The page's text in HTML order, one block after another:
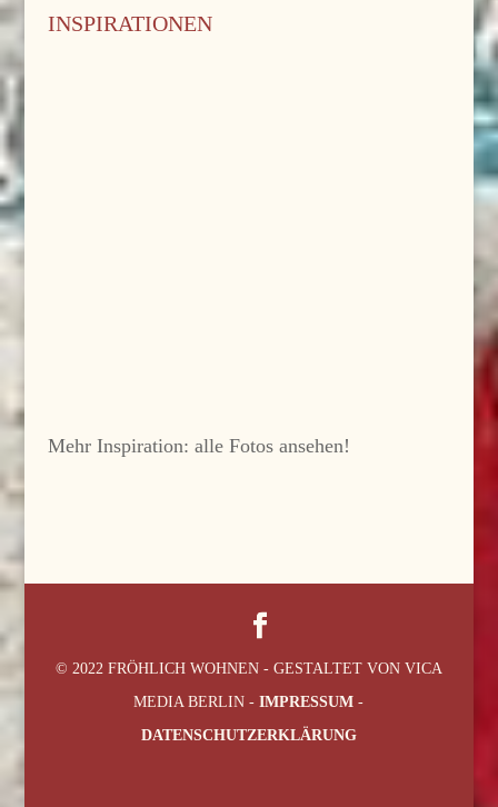
INSPIRATIONEN
Mehr Inspiration: alle Fotos ansehen!
© 2022 FRÖHLICH WOHNEN - GESTALTET VON VICA
MEDIA BERLIN -IMPRESSUM -
DATENSCHUTZERKLÄRUNG